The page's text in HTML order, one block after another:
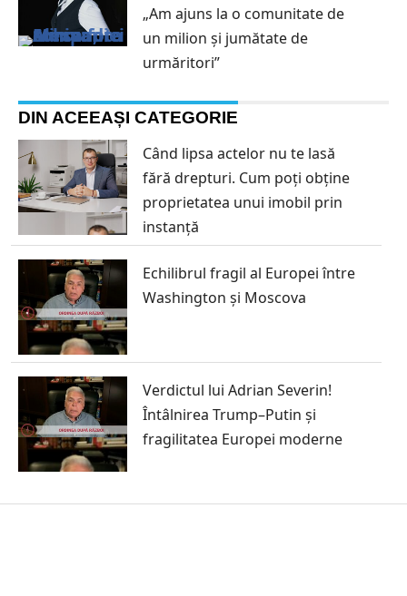
„Am ajuns la o comunitate de
un milion și jumătate de
urmăritori”
DIN ACEEAȘI CATEGORIE
Când lipsa actelor nu te lasă
fără drepturi. Cum poți obține
proprietatea unui imobil prin
instanță
Echilibrul fragil al Europei între
Washington și Moscova
Verdictul lui Adrian Severin!
Întâlnirea Trump–Putin și
fragilitatea Europei moderne